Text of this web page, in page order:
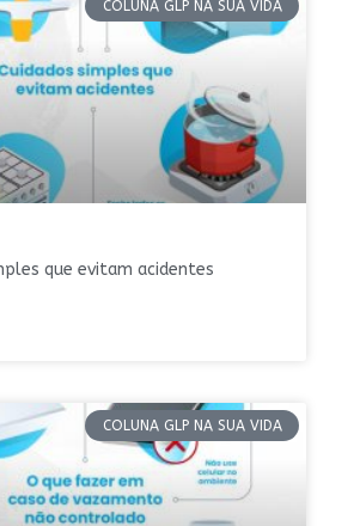
COLUNA GLP NA SUA VIDA
que evitam acidentes
COLUNA GLP NA SUA VIDA